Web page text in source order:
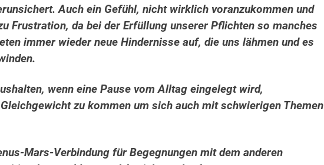
Auch ein Gefühl, nicht wirklich voranzukommen und
Frustration, da bei der Erfüllung unserer Pflichten so manches
immer wieder neue Hindernisse auf, die uns lähmen und es
wenn eine Pause vom Alltag eingelegt wird,
zu kommen um sich auch mit schwierigen Themen
Mars-Verbindung für Begegnungen mit dem anderen